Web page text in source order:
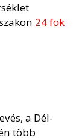
24 fok
a Dél-
több